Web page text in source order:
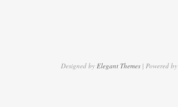
Designed by Elegant Themes| Powered by